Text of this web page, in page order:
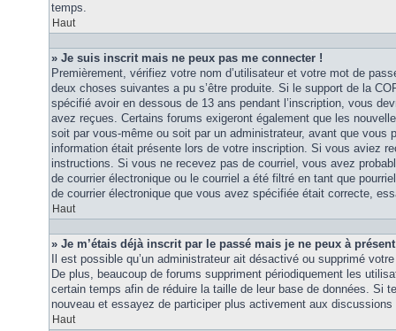
temps.
Haut
» Je suis inscrit mais ne peux pas me connecter !
Premièrement, vérifiez votre nom d’utilisateur et votre mot de
deux choses suivantes a pu s’être produite. Si le support de la
spécifié avoir en dessous de 13 ans pendant l’inscription, vous
avez reçues. Certains forums exigeront également que les
soit par vous-même ou soit par un administrateur, avant que vous
information était présente lors de votre inscription. Si vous aviez
instructions. Si vous ne recevez pas de courriel, vous avez
de courrier électronique ou le courriel a été filtré en tant que
de courrier électronique que vous avez spécifiée était correcte,
Haut
» Je m’étais déjà inscrit par le passé mais je ne peux à
Il est possible qu’un administrateur ait désactivé ou supprimé
De plus, beaucoup de forums suppriment périodiquement les
certain temps afin de réduire la taille de leur base de données. Si
nouveau et essayez de participer plus activement aux
Haut